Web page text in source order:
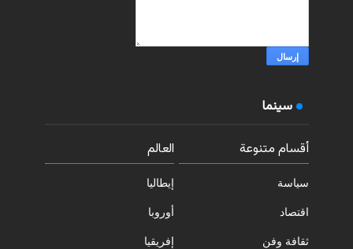
سينما
أقسام متنوعة
سياسة
اقتصاد
ثقافة وفن
العالم
إيطاليا
أوروبا
إفريقيا